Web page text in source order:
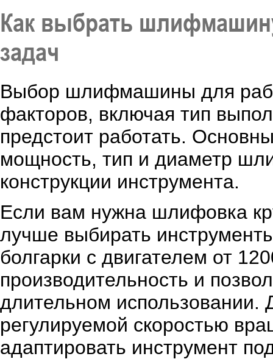
Как выбрать
задач
Выбор шлифмашины для
факторов, включая тип
предстоит работать.
мощность, тип и диаметр
конструкции инструмента.
Если вам нужна шлифовка
лучше выбирать
болгарки с двигателем от
производительность и
длительном использовании.
регулируемой скоростью
адаптировать инструмент